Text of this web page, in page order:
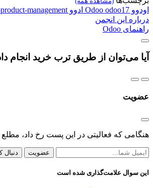
اودوو Odoo odoo17 ادوو management
درباره این انجمن
راهنمای Odoo
آیا می‌توان از طریق ترب خرید انجام
عضویت
هنگامی که فعالیتی در این پست رخ داد،
عضویت دنبال
این سوال علامت‌گذاری شده است